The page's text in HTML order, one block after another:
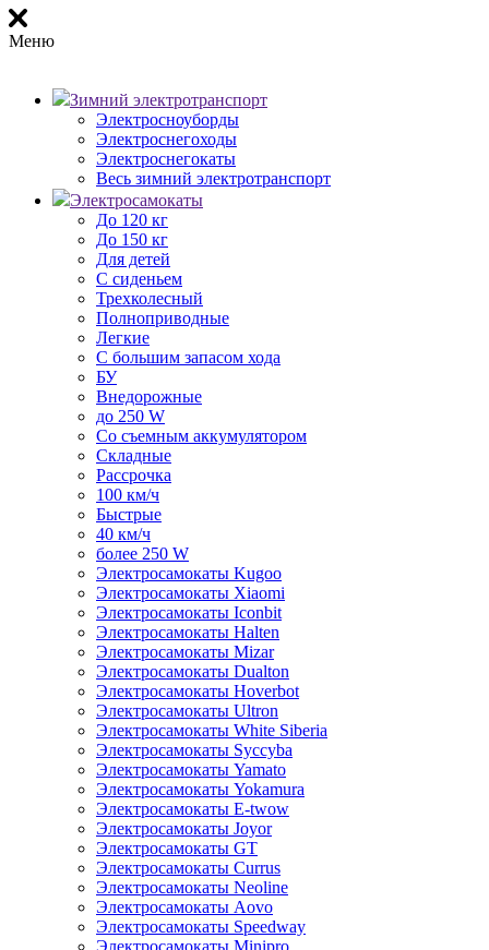
Меню
Зимний электротранспорт
Электросноуборды
Электроснегоходы
Электроснегокаты
Весь зимний электротранспорт
Электросамокаты
До 120 кг
До 150 кг
Для детей
С сиденьем
Трехколесный
Полноприводные
Легкие
С большим запасом хода
БУ
Внедорожные
до 250 W
Со съемным аккумулятором
Складные
Рассрочка
100 км/ч
Быстрые
40 км/ч
более 250 W
Электросамокаты Kugoo
Электросамокаты Xiaomi
Электросамокаты Iconbit
Электросамокаты Halten
Электросамокаты Mizar
Электросамокаты Dualton
Электросамокаты Hoverbot
Электросамокаты Ultron
Электросамокаты White Siberia
Электросамокаты Syccyba
Электросамокаты Yamato
Электросамокаты Yokamura
Электросамокаты E-twow
Электросамокаты Joyor
Электросамокаты GT
Электросамокаты Currus
Электросамокаты Neoline
Электросамокаты Aovo
Электросамокаты Speedway
Электросамокаты Minipro